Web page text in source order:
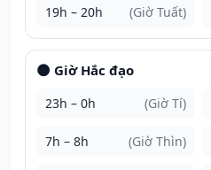
19h – 20h (Giờ Tuất)
🌑 Giờ Hắc đạo
23h – 0h (Giờ Tí)
7h – 8h (Giờ Thìn)